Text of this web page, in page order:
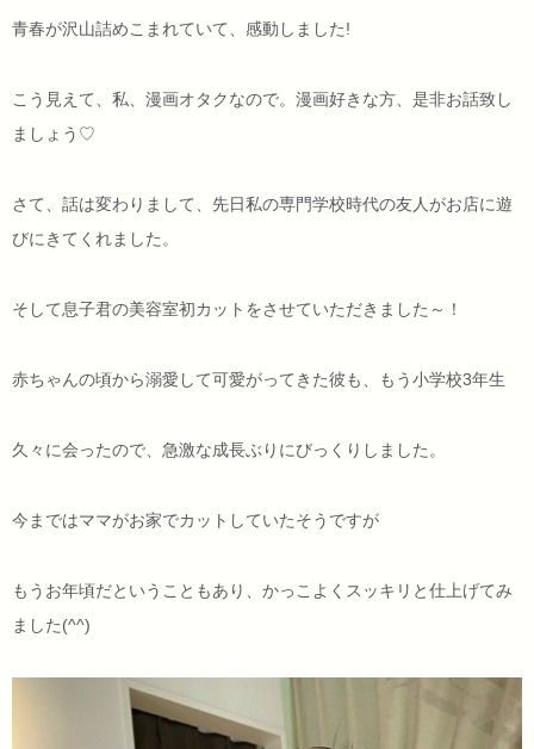
青春が沢山詰めこまれていて、感動しました!
こう見えて、私、漫画オタクなので。漫画好きな方、是非お話致し
ましょう♡
さて、話は変わりまして、先日私の専門学校時代の友人がお店に遊
びにきてくれました。
そして息子君の美容室初カットをさせていただきました～！
赤ちゃんの頃から溺愛して可愛がってきた彼も、もう小学校3年生
久々に会ったので、急激な成長ぶりにびっくりしました。
今まではママがお家でカットしていたそうですが
もうお年頃だということもあり、かっこよくスッキリと仕上げてみ
ました(^^)